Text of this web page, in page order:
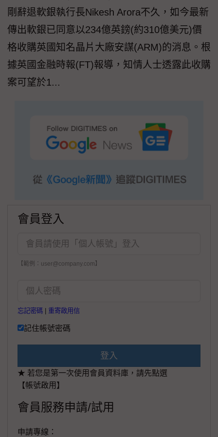
剛辭退軟銀執行長Nikesh Arora不久，如今最新
傳出軟銀已同意以234億英鎊(約310億美元)價
格收購英國知名晶片大廠安謀(ARM)的消息。根
據英國金融時報(FT)報導，知情人士透露此收購
案可望於1...
會員登入
【範例：user@company.com】
忘記密碼 重寄啟用信
記住帳號密碼
登入
★ 若您是第一次使用會員資料庫，請先點選
【帳號啟用】
會員服務申請/試用
申請專線：